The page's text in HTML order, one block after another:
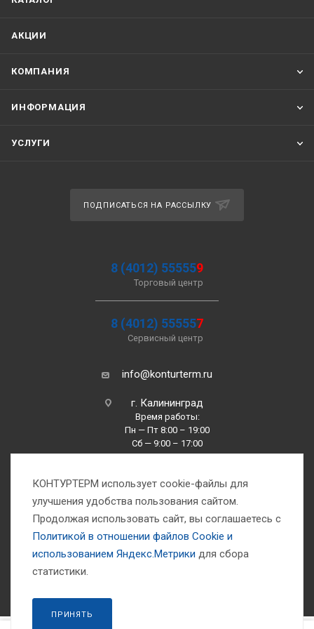
АКЦИИ
КОМПАНИЯ
ИНФОРМАЦИЯ
УСЛУГИ
ПОДПИСАТЬСЯ НА РАССЫЛКУ
8 (4012) 555559
Торговый центр
8 (4012) 555557
Сервисный центр
info@konturterm.ru
г. Калининград
Время работы:
Пн — Пт 8:00 – 19:00
Сб — 9:00 – 17:00
Вс —10:00 – 16:00
1993-2026 © Компания «Контуртерм» — инженерно-торговый центр
КОНТУРТЕРМ использует cookie-файлы для
улучшения удобства пользования сайтом.
Продолжая использовать сайт, вы соглашаетесь с
Политикой в отношении файлов Сookie и
использованием Яндекс.Метрики для сбора
статистики.
ПРИНЯТЬ